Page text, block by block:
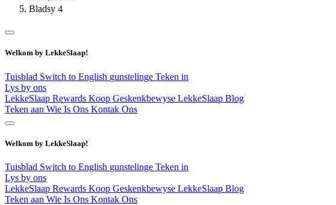
Bladsy 4
Welkom by LekkeSlaap!
Tuisblad Switch to English gunstelinge Teken in
Lys by ons
LekkeSlaap Rewards Koop Geskenkbewyse LekkeSlaap Blog
Teken aan Wie Is Ons Kontak Ons
Welkom by LekkeSlaap!
Tuisblad Switch to English gunstelinge Teken in
Lys by ons
LekkeSlaap Rewards Koop Geskenkbewyse LekkeSlaap Blog
Teken aan Wie Is Ons Kontak Ons